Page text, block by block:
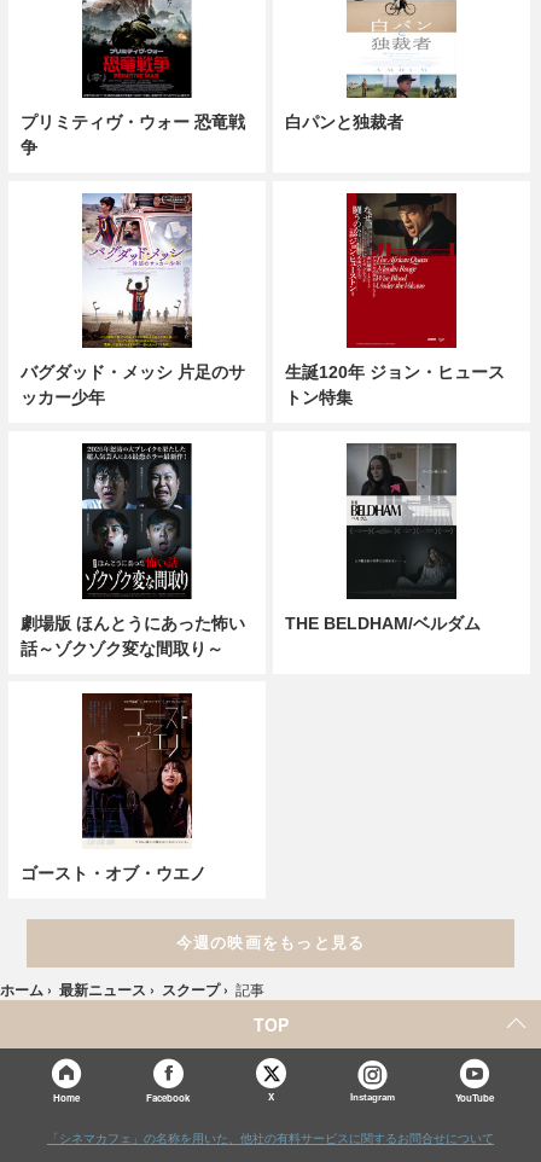
プリミティヴ・ウォー 恐竜戦
争
白パンと独裁者
バグダッド・メッシ 片足のサ
ッカー少年
生誕120年 ジョン・ヒュース
トン特集
劇場版 ほんとうにあった怖い
話～ゾクゾク変な間取り～
THE BELDHAM/ベルダム
ゴースト・オブ・ウエノ
今週の映画をもっと見る
ホーム › 最新ニュース › スクープ › 記事
TOP
Home Facebook X Instagram YouTube
「シネマカフェ」の名称を用いた、他社の有料サービスに関するお問合せについて